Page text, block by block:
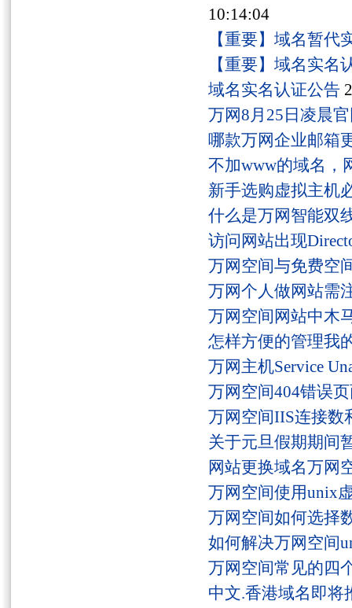
10:14:04
【重要】域名暂代
【重要】域名实名
域名实名认证公告
万网8月25日凌晨
哪款万网企业邮箱
不加www的域名，
新手选购虚拟主机
什么是万网智能双
访问网站出现
万网空间与免费空
万网个人做网站需
万网空间网站中木
怎样方便的管理我
万网主机Service
万网空间404错误
万网空间IIS连接数
关于元旦假期期间
网站更换域名万网
万网空间使用unix
万网空间如何选择
如何解决万网空间
万网空间常见的四
中文.香港域名即将